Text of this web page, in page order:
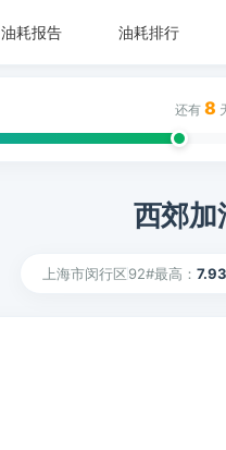
油耗报告 油耗排行
还有 8
西郊加
上海市闵行区92#最高： 7.93